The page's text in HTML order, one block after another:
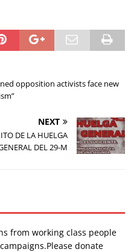
opposition activists face new
NEXT
DE LA HUELGA
DEL 29-M
from working class people
donate